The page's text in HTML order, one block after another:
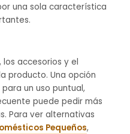
una sola característica
accesorios y el
producto. Una opción
un uso puntual,
puede pedir más
Para ver alternativas
Pequeños,